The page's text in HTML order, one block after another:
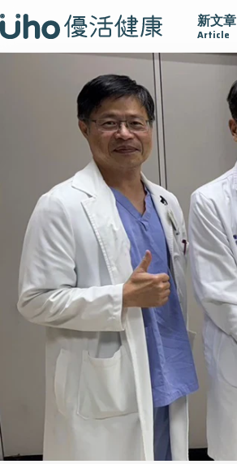
新文章
Article
疫情保衛戰 再生醫學 愛的未來視